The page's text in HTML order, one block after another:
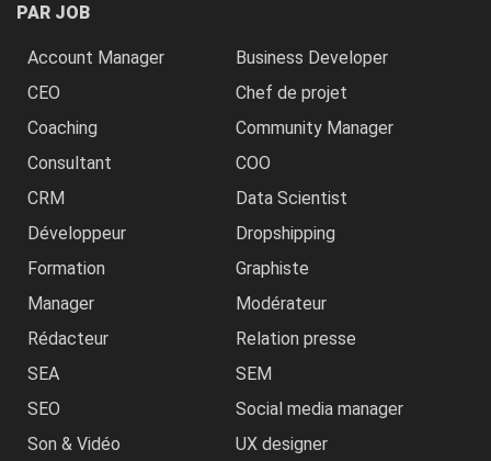
PAR JOB
Account Manager
Business Developer
CEO
Chef de projet
Coaching
Community Manager
Consultant
COO
CRM
Data Scientist
Développeur
Dropshipping
Formation
Graphiste
Manager
Modérateur
Rédacteur
Relation presse
SEA
SEM
SEO
Social media manager
Son & Vidéo
UX designer